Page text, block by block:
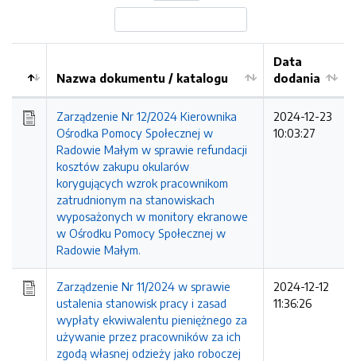
Kolejność
Nazwa dokumentu / katalogu
Data
dodania
Zarządzenie Nr 12/2024 Kierownika
Ośrodka Pomocy Społecznej w
Radowie Małym w sprawie refundacji
kosztów zakupu okularów
korygujących wzrok pracownikom
zatrudnionym na stanowiskach
wyposażonych w monitory ekranowe
w Ośrodku Pomocy Społecznej w
Radowie Małym.
2024-12-23
10:03:27
Zarządzenie Nr 11/2024 w sprawie
ustalenia stanowisk pracy i zasad
wypłaty ekwiwalentu pieniężnego za
używanie przez pracowników za ich
zgodą własnej odzieży jako roboczej
2024-12-12
11:36:26